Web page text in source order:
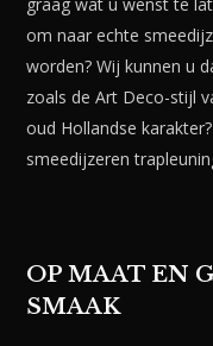
om naar echte
worden? Wij kunnen u
zoals de Art Deco-stijl
oud Hollandse
smeedijzeren
OP MAAT EN
SMAAK